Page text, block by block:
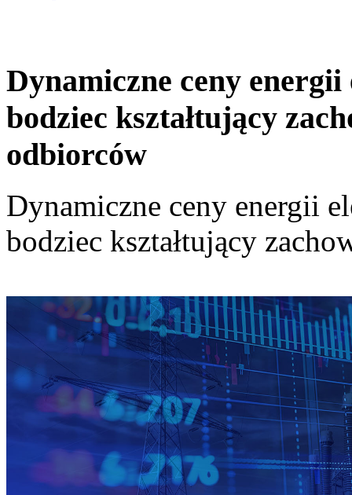
Dynamiczne ceny
bodziec kształtujący
odbiorców
Dynamiczne ceny energii
bodziec kształtujący